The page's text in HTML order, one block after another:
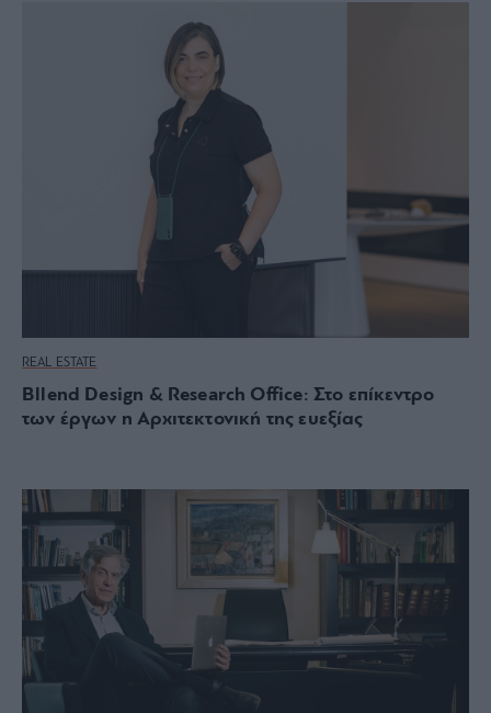
REAL ESTATE
Bllend Design & Research Office: Στο επίκεντρο
των έργων η Αρχιτεκτονική της ευεξίας